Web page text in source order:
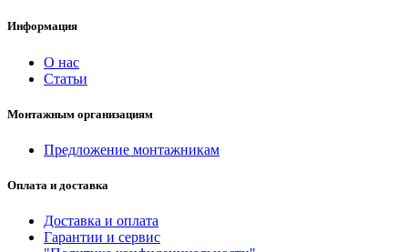
Информация
О нас
Статьи
Монтажным организациям
Предложение монтажникам
Оплата и доставка
Доставка и оплата
Гарантии и сервис